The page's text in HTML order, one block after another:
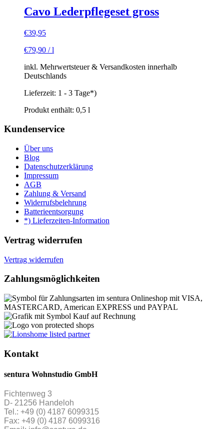
Cavo Lederpflegeset gross
€39,95
€79,90 /l
inkl. Mehrwertsteuer & Versandkosten innerhalb
Deutschlands
Lieferzeit: 1 - 3 Tage*)
Produkt enthält: 0,5 l
Kundenservice
Über uns
Blog
Datenschutzerklärung
Impressum
AGB
Zahlung & Versand
Widerrufsbelehrung
Batterieentsorgung
*) Lieferzeiten-Information
Vertrag widerrufen
Vertrag widerrufen
Zahlungsmöglichkeiten
Kontakt
sentura Wohnstudio GmbH
Fichtenweg 3
D- 21256 Handeloh
Tel.: +49 (0) 4187 6099315
Fax: +49 (0) 4187 6099316